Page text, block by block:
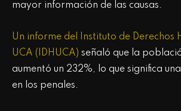
mayor información de las causas.
Un informe del Instituto de Derechos
UCA (IDHUCA) señaló que la
aumentó un 232%, lo que significa
en los penales.